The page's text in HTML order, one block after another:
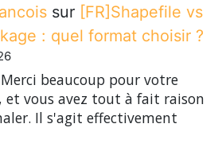
sur [FR]Shapefile vs
: quel format choisir ?
beaucoup pour votre
et vous avez tout à fait raison
Il s'agit effectivement